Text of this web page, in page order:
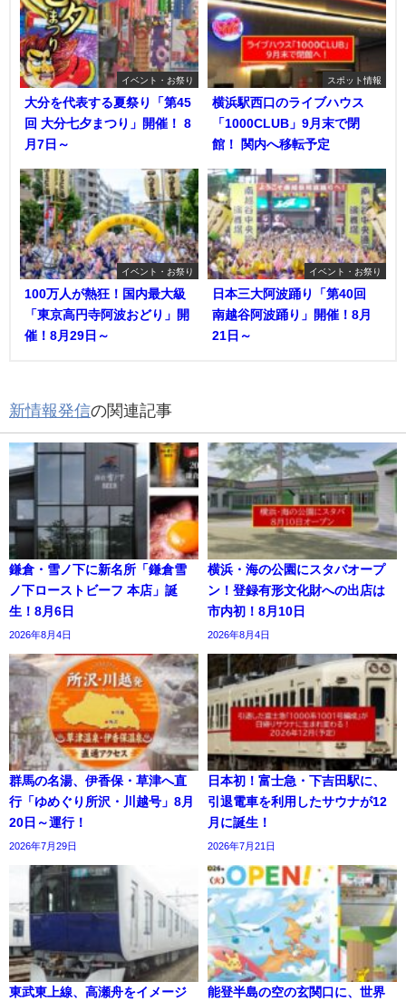
イベント・お祭り
大分を代表する夏祭り「第45
回 大分七夕まつり」開催！ 8
月7日～
スポット情報
横浜駅西口のライブハウス
「1000CLUB」9月末で閉
館！ 関内へ移転予定
イベント・お祭り
100万人が熱狂！国内最大級
「東京高円寺阿波おどり」開
催！8月29日～
イベント・お祭り
日本三大阿波踊り「第40回
南越谷阿波踊り」開催！8月
21日～
新情報発信の関連記事
鎌倉・雪ノ下に新名所「鎌倉雪
ノ下ローストビーフ 本店」誕
生！8月6日
2026年8月4日
横浜・海の公園にスタバオープ
ン！登録有形文化財への出店は
市内初！8月10日
2026年8月4日
群馬の名湯、伊香保・草津へ直
行「ゆめぐり所沢・川越号」8月
20日～運行！
2026年7月29日
日本初！富士急・下吉田駅に、
引退電車を利用したサウナが12
月に誕生！
2026年7月21日
東武東上線、高瀬舟をイメージ
能登半島の空の玄関口に、世界